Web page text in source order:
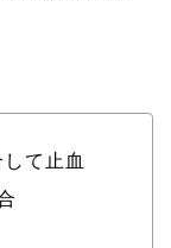
て止血